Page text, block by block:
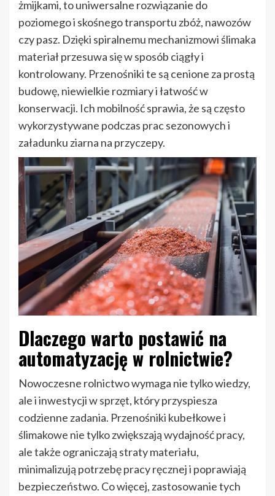
żmijkami, to uniwersalne rozwiązanie do
poziomego i skośnego transportu zbóż, nawozów
czy pasz. Dzięki spiralnemu mechanizmowi ślimaka
materiał przesuwa się w sposób ciągły i
kontrolowany. Przenośniki te są cenione za prostą
budowę, niewielkie rozmiary i łatwość w
konserwacji. Ich mobilność sprawia, że są często
wykorzystywane podczas prac sezonowych i
załadunku ziarna na przyczepy.
Dlaczego warto postawić na
automatyzację w rolnictwie?
Nowoczesne rolnictwo wymaga nie tylko wiedzy,
ale i inwestycji w sprzęt, który przyspiesza
codzienne zadania. Przenośniki kubełkowe i
ślimakowe nie tylko zwiększają wydajność pracy,
ale także ograniczają straty materiału,
minimalizują potrzebę pracy ręcznej i poprawiają
bezpieczeństwo. Co więcej, zastosowanie tych